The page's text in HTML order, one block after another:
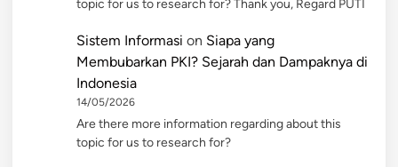
topic for us to research for? Thank you, Regard PUTI
Sistem Informasi on Siapa yang
Membubarkan PKI? Sejarah dan Dampaknya di
Indonesia
14/05/2026
Are there more information regarding about this
topic for us to research for?